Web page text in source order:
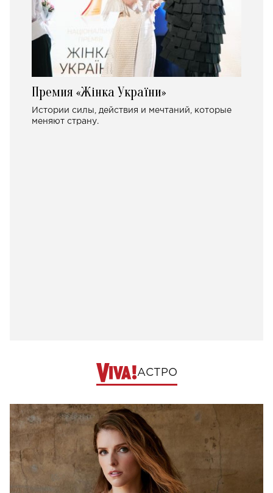
Премия «Жінка України»
Истории силы, действия и мечтаний, которые
меняют страну.
АСТРО